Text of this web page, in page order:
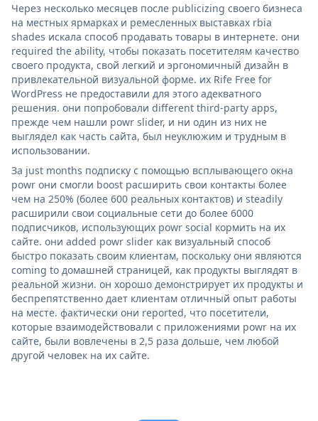
Через несколько месяцев после publicizing своего бизнеса
на местных ярмарках и ремесленных выставках rbia
shades искала способ продавать товары в интернете. они
required the ability, чтобы показать посетителям качество
своего продукта, свой легкий и эргономичный дизайн в
привлекательной визуальной форме. их Rife Free for
WordPress не предоставили для этого адекватного
решения. они попробовали different third-party apps,
прежде чем нашли powr slider, и ни один из них не
выглядел как часть сайта, был неуклюжим и трудным в
использовании.
За just months подписку с помощью всплывающего окна
powr они смогли boost расширить свои контакты более
чем на 250% (более 600 реальных контактов) и steadily
расширили свои социальные сети до более 6000
подписчиков, использующих powr social кормить на их
сайте. они added powr slider как визуальный способ
быстро показать своим клиентам, поскольку они являются
coming to домашней страницей, как продукты выглядят в
реальной жизни. он хорошо демонстрирует их продукты и
беспрепятственно дает клиентам отличный опыт работы
на месте. фактически они reported, что посетители,
которые взаимодействовали с приложениями powr на их
сайте, были вовлечены в 2,5 раза дольше, чем любой
другой человек на их сайте.